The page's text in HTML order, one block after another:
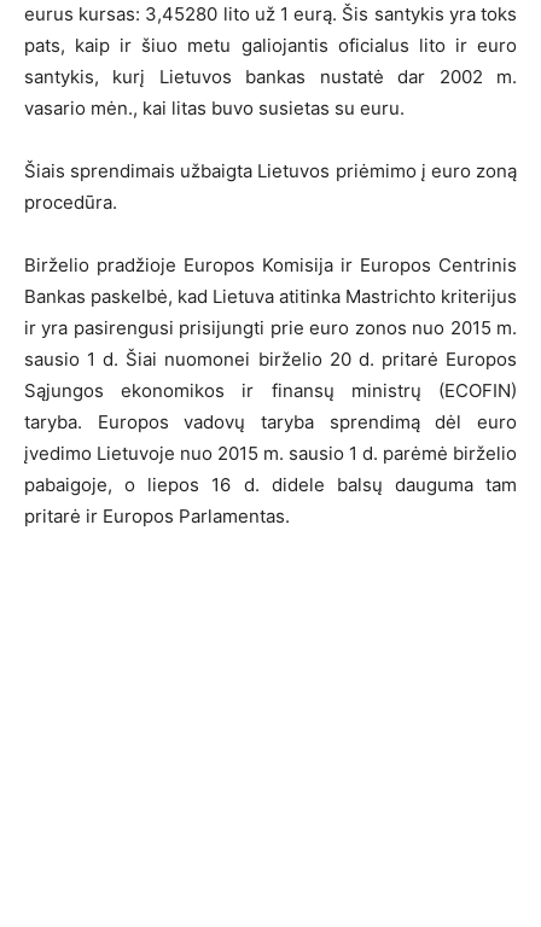
eurus kursas: 3,45280 lito už 1 eurą. Šis santykis yra toks
pats, kaip ir šiuo metu galiojantis oficialus lito ir euro
santykis, kurį Lietuvos bankas nustatė dar 2002 m.
vasario mėn., kai litas buvo susietas su euru.
Šiais sprendimais užbaigta Lietuvos priėmimo į euro zoną
procedūra.
Birželio pradžioje Europos Komisija ir Europos Centrinis
Bankas paskelbė, kad Lietuva atitinka Mastrichto kriterijus
ir yra pasirengusi prisijungti prie euro zonos nuo 2015 m.
sausio 1 d. Šiai nuomonei birželio 20 d. pritarė Europos
Sąjungos ekonomikos ir finansų ministrų (ECOFIN)
taryba. Europos vadovų taryba sprendimą dėl euro
įvedimo Lietuvoje nuo 2015 m. sausio 1 d. parėmė birželio
pabaigoje, o liepos 16 d. didele balsų dauguma tam
pritarė ir Europos Parlamentas.